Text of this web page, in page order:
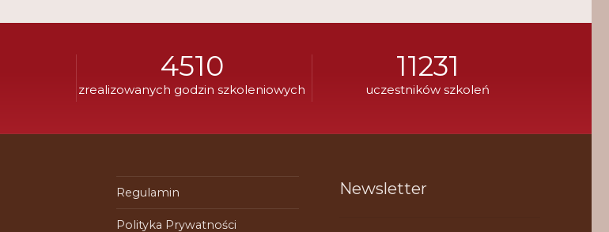
4510
zrealizowanych godzin szkoleniowych
11231
uczestników szkoleń
Regulamin
Polityka Prywatności
Newsletter